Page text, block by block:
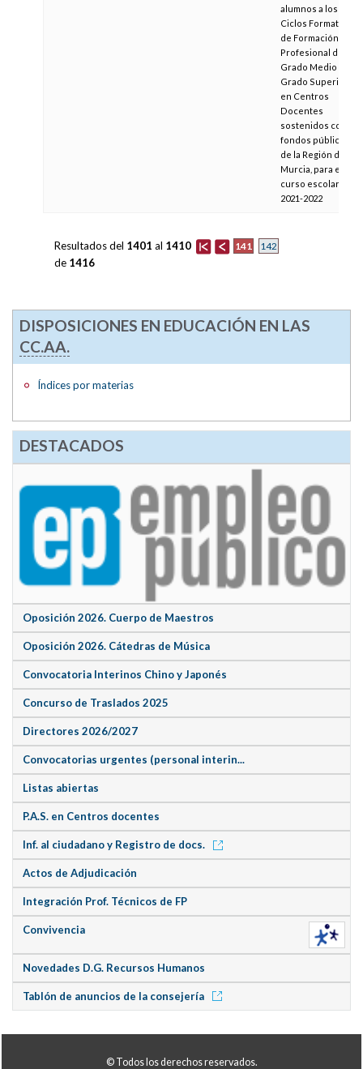
alumnos a los
Ciclos Formativos
de Formación
Profesional de
Grado Medio y de
Grado Superior
en Centros
Docentes
sostenidos con
fondos públicos
de la Región de
Murcia, para el
curso escolar
2021-2022
141 142
Resultados del 1401 al 1410
de 1416
DISPOSICIONES EN EDUCACIÓN EN LAS
CC.AA.
Índices por materias
DESTACADOS
Oposición 2026. Cuerpo de Maestros
Oposición 2026. Cátedras de Música
Convocatoria Interinos Chino y Japonés
Concurso de Traslados 2025
Directores 2026/2027
Convocatorias urgentes (personal interin...
Listas abiertas
P.A.S. en Centros docentes
Inf. al ciudadano y Registro de docs.
Actos de Adjudicación
Integración Prof. Técnicos de FP
Convivencia
Novedades D.G. Recursos Humanos
Tablón de anuncios de la consejería
© Todos los derechos reservados.